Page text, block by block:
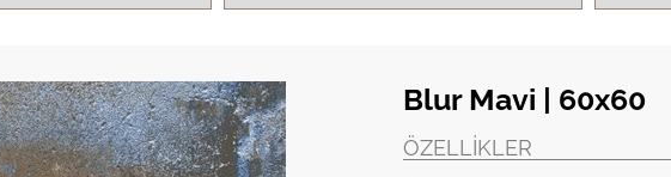
Blur Mavi | 60x60
ÖZELLIKLER